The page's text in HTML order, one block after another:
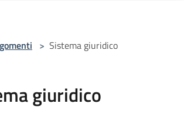
> Sistema giuridico
giuridico